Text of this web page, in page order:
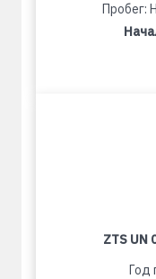
Пробег:
ZTS UN
Год